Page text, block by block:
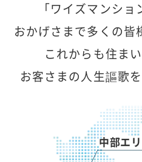
「ワイズマンショ
おかげさまで多くの皆
これからも住ま
お客さまの人生謳歌